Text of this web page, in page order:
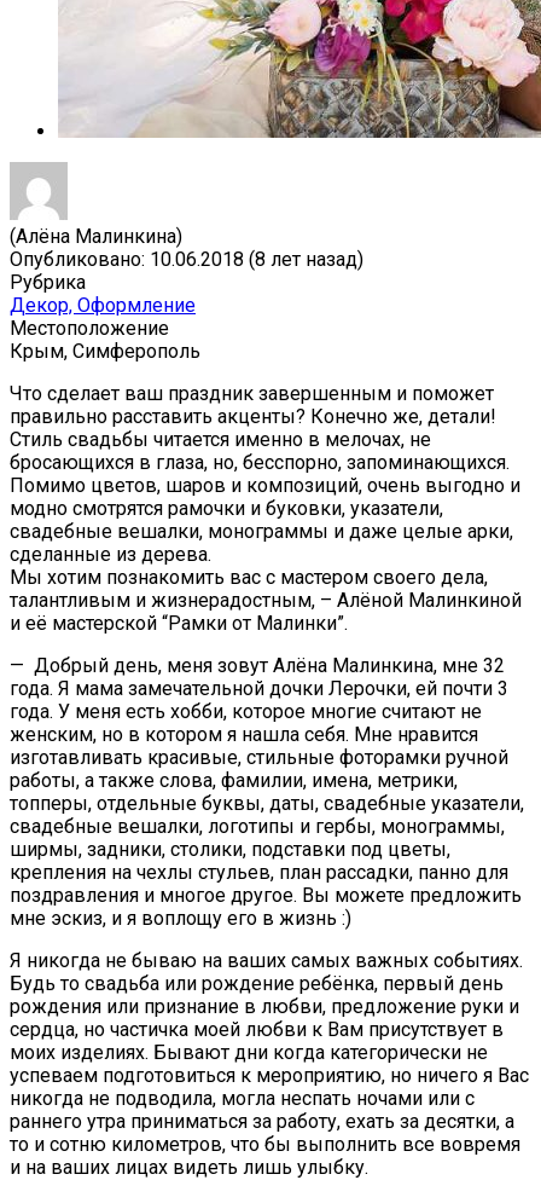
(Алёна Малинкина)
Опубликовано: 10.06.2018 (8 лет назад)
Рубрика
Декор, Оформление
Местоположение
Крым, Симферополь
Что сделает ваш праздник завершенным и поможет
правильно расставить акценты? Конечно же, детали!
Стиль свадьбы читается именно в мелочах, не
бросающихся в глаза, но, бесспорно, запоминающихся.
Помимо цветов, шаров и композиций, очень выгодно и
модно смотрятся рамочки и буковки, указатели,
свадебные вешалки, монограммы и даже целые арки,
сделанные из дерева.
Мы хотим познакомить вас с мастером своего дела,
талантливым и жизнерадостным, – Алёной Малинкиной
и её мастерской “Рамки от Малинки”.
— Добрый день, меня зовут Алёна Малинкина, мне 32
года. Я мама замечательной дочки Лерочки, ей почти 3
года. У меня есть хобби, которое многие считают не
женским, но в котором я нашла себя. Мне нравится
изготавливать красивые, стильные фоторамки ручной
работы, а также слова, фамилии, имена, метрики,
топперы, отдельные буквы, даты, свадебные указатели,
свадебные вешалки, логотипы и гербы, монограммы,
ширмы, задники, столики, подставки под цветы,
крепления на чехлы стульев, план рассадки, панно для
поздравления и многое другое. Вы можете предложить
мне эскиз, и я воплощу его в жизнь :)
Я никогда не бываю на ваших самых важных событиях.
Будь то свадьба или рождение ребёнка, первый день
рождения или признание в любви, предложение руки и
сердца, но частичка моей любви к Вам присутствует в
моих изделиях. Бывают дни когда категорически не
успеваем подготовиться к мероприятию, но ничего я Вас
никогда не подводила, могла неспать ночами или с
раннего утра приниматься за работу, ехать за десятки, а
то и сотню километров, что бы выполнить все вовремя
и на ваших лицах видеть лишь улыбку.